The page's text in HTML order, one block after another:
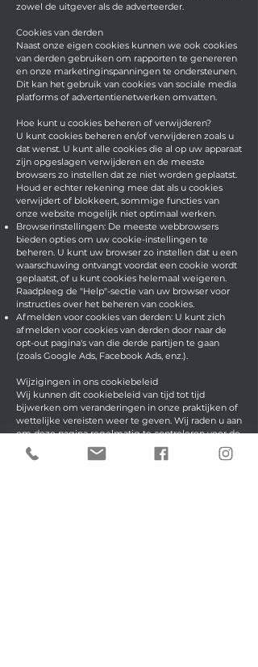
zowel de uitgever als de adverteerder.
Cookies van derden
Naast onze eigen cookies kunnen we ook cookies
van derden gebruiken om rapporten te genereren
en onze marketinginspanningen te ondersteunen.
Dit kan het gebruik van cookies van sociale media
platforms of advertentienetwerken omvatten.
Hoe kunt u cookies beheren of verwijderen?
U kunt cookies beheren en/of verwijderen zoals u
dat wenst. U kunt alle cookies die al op uw apparaat
zijn opgeslagen verwijderen en de meeste
browsers zo instellen dat ze niet worden geplaatst.
Houd er echter rekening mee dat als u cookies
verwijdert of blokkeert, sommige functies van
onze website mogelijk niet optimaal werken.
Browserinstellingen: De meeste webbrowsers
bieden opties om uw cookie-instellingen te
beheren. U kunt uw browser zo instellen dat u een
waarschuwing ontvangt voordat een cookie wordt
geplaatst, of u kunt cookies helemaal weigeren.
Raadpleeg de "Help"-sectie van uw browser voor
instructies over het beheren van cookies.
Afmelden voor cookies van derden: U kunt zich
afmelden voor cookies van derden door naar de
opt-out pagina's van die derde partijen te gaan
(zoals Google Ads, Facebook Ads, enz.).
Wijzigingen in ons cookiebeleid
Wij kunnen dit cookiebeleid van tijd tot tijd
bijwerken om veranderingen in onze praktijken of
wettelijke vereisten weer te geven. Wij raden u aan
om deze pagina regelmatig te controleren voor de
laatste informatie over ons cookiebeleid.